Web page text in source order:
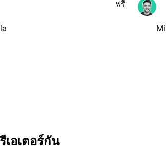
ฟรี
เอเตอร์กัน